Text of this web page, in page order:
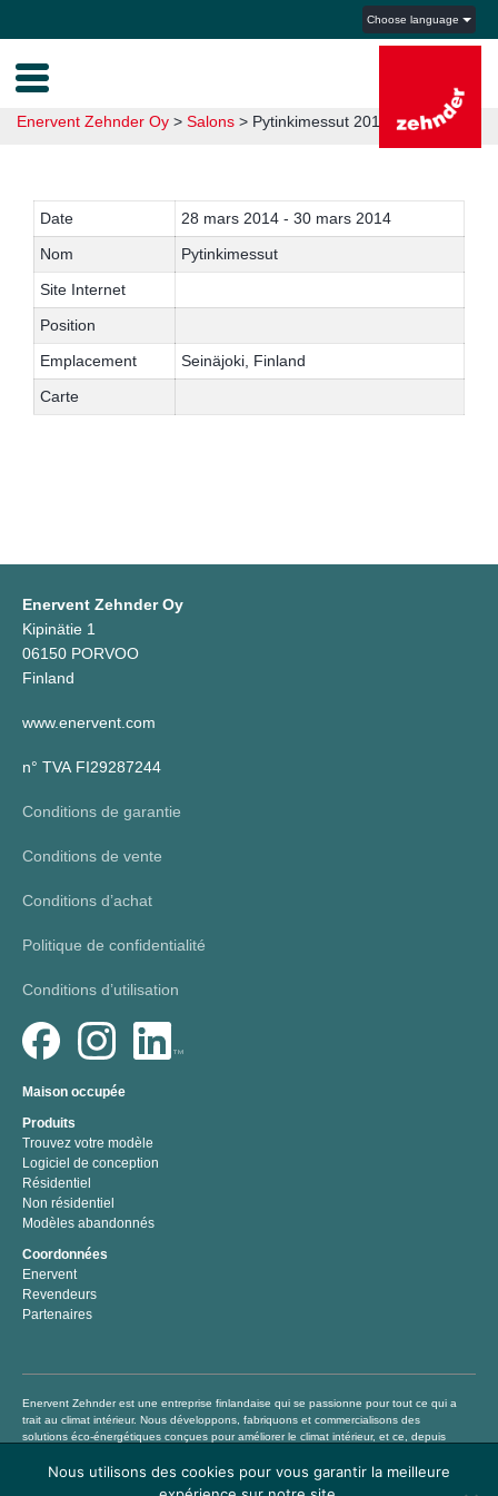
Choose language
Enervent Zehnder Oy > Salons > Pytinkimessut 2014
Date
28 mars 2014 - 30 mars 2014
Nom
Pytinkimessut
Site Internet
Position
Emplacement
Seinäjoki, Finland
Carte
Enervent Zehnder Oy
Kipinätie 1
06150 PORVOO
Finland
www.enervent.com
n° TVA FI29287244
Conditions de garantie
Conditions de vente
Conditions d’achat
Politique de confidentialité
Conditions d’utilisation
Maison occupée
Produits
Trouvez votre modèle
Logiciel de conception
Résidentiel
Non résidentiel
Modèles abandonnés
Coordonnées
Enervent
Revendeurs
Partenaires
Enervent Zehnder est une entreprise finlandaise qui se passionne pour tout ce qui a
trait au climat intérieur. Nous développons, fabriquons et commercialisons des
solutions éco-énergétiques conçues pour améliorer le climat intérieur, et ce, depuis
intérieur sain et confortable en proposant des produits de traitement de l’air de
qualité supérieure permettant non seulement d’économiser de l’argent mais
Nous utilisons des cookies pour vous garantir la meilleure